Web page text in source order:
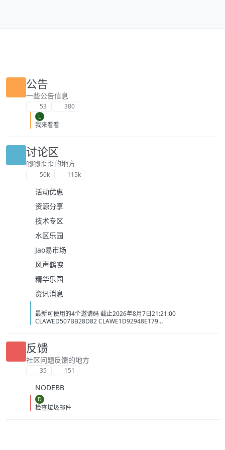
公告
一些公告信息
53 380
L
我来看看
讨论区
唧唧歪歪的地方
50k 115k
活动优惠
资源分享
技术专区
水区乐园
Jao易市场
风声鹤唳
精华乐园
资讯消息
最新可使用的4个邀请码 截止2026年8月7日21:21:00
CLAWED507BB28D82 CLAWE1D92948E179
反馈
社区问题反馈的地方
35 151
NODEBB
D
检查垃圾邮件